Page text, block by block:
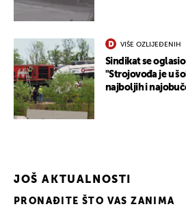
VIŠE OZLIJEĐENIH
Sindikat se
"Strojovođa je u
najboljih i
JOŠ AKTUALNOSTI
PRONAĐITE ŠTO VAS ZANIMA